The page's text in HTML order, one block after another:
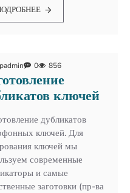
0 856
ключей
дубликатов
ключей. Для
ключей мы
современные
и самые
заготовки (пр-ва